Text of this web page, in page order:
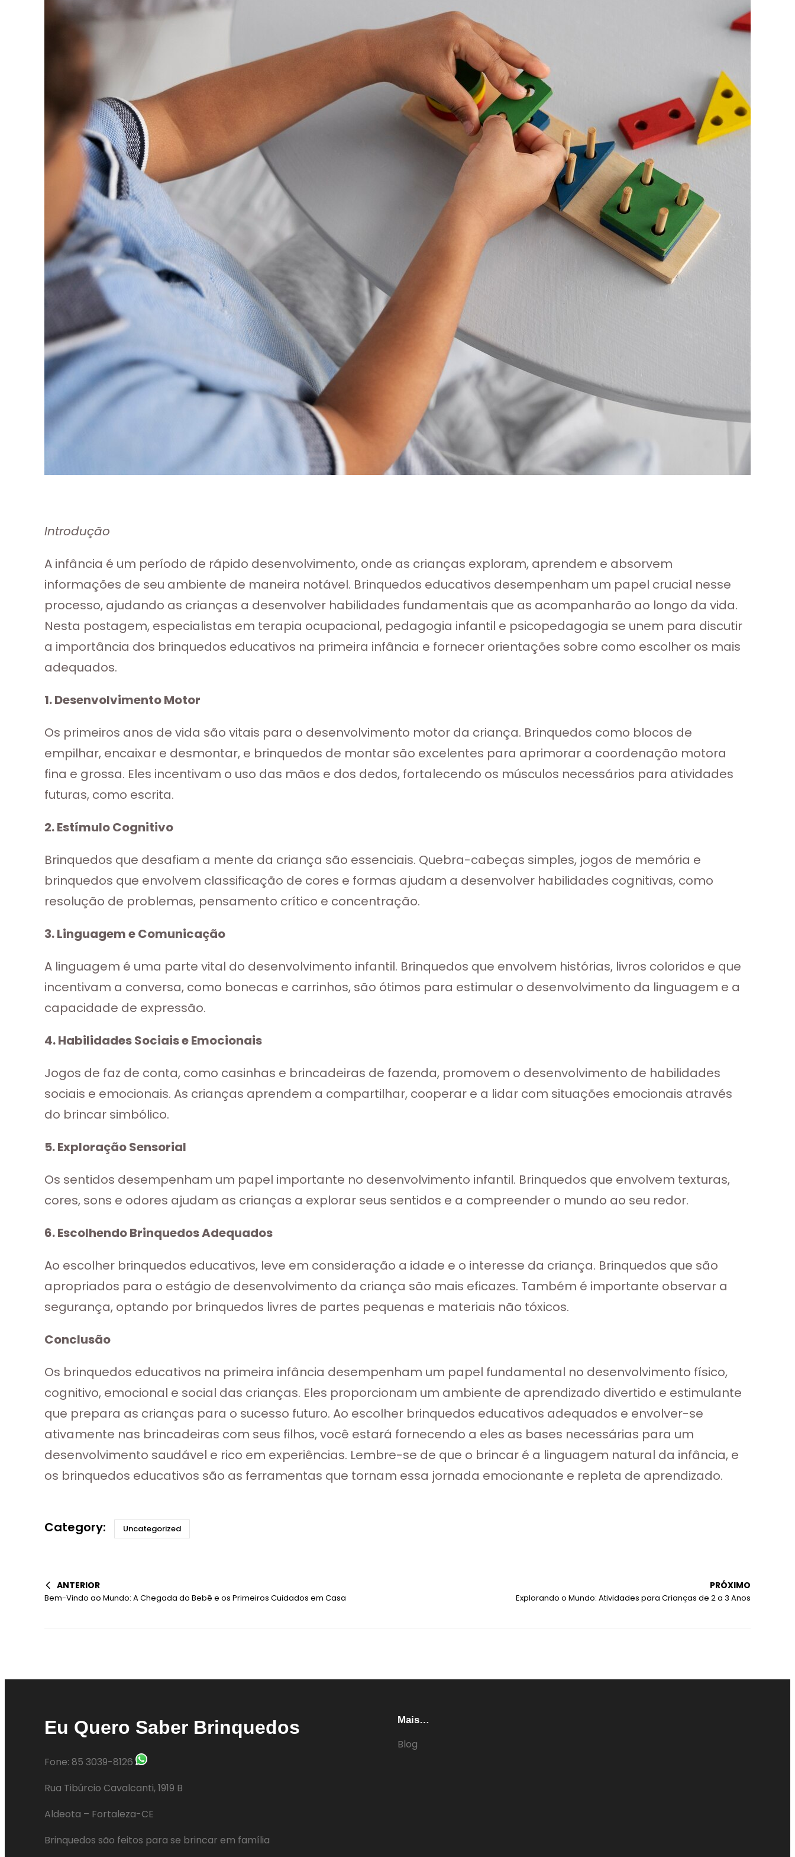
Introdução
A infância é um período de rápido desenvolvimento, onde as crianças exploram, aprendem e absorvem
informações de seu ambiente de maneira notável. Brinquedos educativos desempenham um papel crucial nesse
processo, ajudando as crianças a desenvolver habilidades fundamentais que as acompanharão ao longo da vida.
Nesta postagem, especialistas em terapia ocupacional, pedagogia infantil e psicopedagogia se unem para discutir
a importância dos brinquedos educativos na primeira infância e fornecer orientações sobre como escolher os mais
adequados.
1. Desenvolvimento Motor
Os primeiros anos de vida são vitais para o desenvolvimento motor da criança. Brinquedos como blocos de
empilhar, encaixar e desmontar, e brinquedos de montar são excelentes para aprimorar a coordenação motora
fina e grossa. Eles incentivam o uso das mãos e dos dedos, fortalecendo os músculos necessários para atividades
futuras, como escrita.
2. Estímulo Cognitivo
Brinquedos que desafiam a mente da criança são essenciais. Quebra-cabeças simples, jogos de memória e
brinquedos que envolvem classificação de cores e formas ajudam a desenvolver habilidades cognitivas, como
resolução de problemas, pensamento crítico e concentração.
3. Linguagem e Comunicação
A linguagem é uma parte vital do desenvolvimento infantil. Brinquedos que envolvem histórias, livros coloridos e que
incentivam a conversa, como bonecas e carrinhos, são ótimos para estimular o desenvolvimento da linguagem e a
capacidade de expressão.
4. Habilidades Sociais e Emocionais
Jogos de faz de conta, como casinhas e brincadeiras de fazenda, promovem o desenvolvimento de habilidades
sociais e emocionais. As crianças aprendem a compartilhar, cooperar e a lidar com situações emocionais através
do brincar simbólico.
5. Exploração Sensorial
Os sentidos desempenham um papel importante no desenvolvimento infantil. Brinquedos que envolvem texturas,
cores, sons e odores ajudam as crianças a explorar seus sentidos e a compreender o mundo ao seu redor.
6. Escolhendo Brinquedos Adequados
Ao escolher brinquedos educativos, leve em consideração a idade e o interesse da criança. Brinquedos que são
apropriados para o estágio de desenvolvimento da criança são mais eficazes. Também é importante observar a
segurança, optando por brinquedos livres de partes pequenas e materiais não tóxicos.
Conclusão
Os brinquedos educativos na primeira infância desempenham um papel fundamental no desenvolvimento físico,
cognitivo, emocional e social das crianças. Eles proporcionam um ambiente de aprendizado divertido e estimulante
que prepara as crianças para o sucesso futuro. Ao escolher brinquedos educativos adequados e envolver-se
ativamente nas brincadeiras com seus filhos, você estará fornecendo a eles as bases necessárias para um
desenvolvimento saudável e rico em experiências. Lembre-se de que o brincar é a linguagem natural da infância, e
os brinquedos educativos são as ferramentas que tornam essa jornada emocionante e repleta de aprendizado.
Uncategorized
ANTERIOR
Bem-Vindo ao Mundo: A Chegada do Bebê e os Primeiros Cuidados em Casa
PRÓXIMO
Explorando o Mundo: Atividades para Crianças de 2 a 3 Anos
Eu Quero Saber Brinquedos
Fone: 85 3039-8126
Rua Tibúrcio Cavalcanti, 1919 B
Aldeota – Fortaleza-CE
Brinquedos são feitos para se brincar em família
Mais…
Blog